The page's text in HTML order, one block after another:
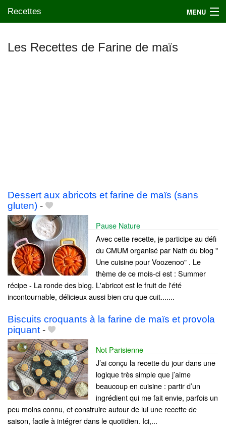
Recettes MENU
Les Recettes de Farine de maïs
Dessert aux abricots et farine de maïs (sans
gluten) -
Pause Nature
Avec cette recette, je participe au défi
du CMUM organisé par Nath du blog "
Une cuisine pour Voozenoo" . Le
thème de ce mois-ci est : Summer
récipe - La ronde des blog. L'abricot est le fruit de l'été
incontournable, délicieux aussi bien cru que cuit.......
Biscuits croquants à la farine de maïs et provola
piquant-
Not Parisienne
J’ai conçu la recette du jour dans une
logique très simple que j’aime
beaucoup en cuisine : partir d’un
ingrédient qui me fait envie, parfois un
peu moins connu, et construire autour de lui une recette de
saison, facile à intégrer dans le quotidien. Ici,...